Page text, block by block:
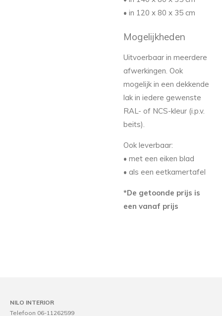
• in 120 x 80 x 35 cm
Mogelijkheden
Uitvoerbaar in meerdere
afwerkingen. Ook
mogelijk in een dekkende
lak in iedere gewenste
RAL- of NCS-kleur (i.p.v.
beits).
Ook leverbaar:
• met een eiken blad
• als een eetkamertafel
*De getoonde prijs is
een vanaf prijs
NILO INTERIOR
Telefoon 06-11262599